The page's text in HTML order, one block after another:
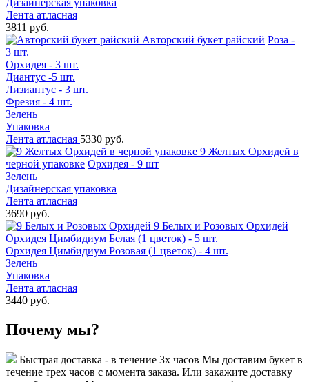
Лента атласная
3811 руб.
Авторский букет райский Роза -
3 шт.
Орхидея - 3 шт.
Диантус -5 шт.
Лизиантус - 3 шт.
Фрезия - 4 шт.
Зелень
Упаковка
Лента атласная 5330 руб.
9 Желтых Орхидей в
черной упаковке Орхидея - 9 шт
Зелень
Дизайнерская упаковка
Лента атласная
3690 руб.
9 Белых и Розовых Орхидей
Орхидея Цимбидиум Белая (1 цветок) - 5 шт.
Орхидея Цимбидиум Розовая (1 цветок) - 4 шт.
Зелень
Упаковка
Лента атласная
3440 руб.
Почему мы?
Быстрая доставка - в течение 3х часов Мы доставим букет в
течение трех часов с момента заказа. Или закажите доставку